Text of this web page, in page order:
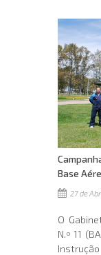
Base
27 de
O
N.º 11